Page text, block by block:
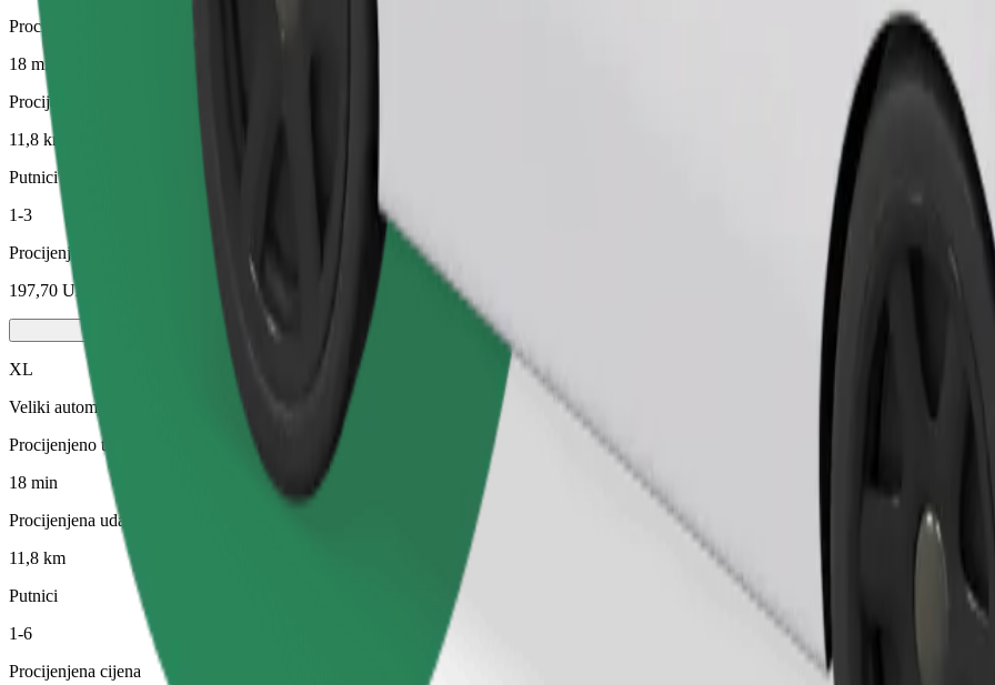
Procijenjeno trajanje putovanja
18 min
Procijenjena udaljenost
11,8 km
Putnici
1-3
Procijenjena cijena
197,70 UAH
XL
Veliki automobili sa šest sjedala
Procijenjeno trajanje putovanja
18 min
Procijenjena udaljenost
11,8 km
Putnici
1-6
Procijenjena cijena